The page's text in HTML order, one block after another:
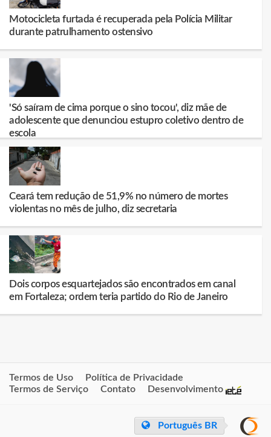
Motocicleta furtada é recuperada pela Polícia Militar
durante patrulhamento ostensivo
'Só saíram de cima porque o sino tocou', diz mãe de
adolescente que denunciou estupro coletivo dentro de
escola
Ceará tem redução de 51,9% no número de mortes
violentas no mês de julho, diz secretaria
Dois corpos esquartejados são encontrados em canal
em Fortaleza; ordem teria partido do Rio de Janeiro
Termos de Uso
Política de Privacidade
Termos de Serviço
Contato Desenvolvimento
Português BR